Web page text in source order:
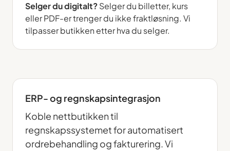
Selger du digitalt?Selger du billetter, kurs
eller PDF-er trenger du ikke fraktløsning. Vi
tilpasser butikken etter hva du selger.
ERP- og regnskapsintegrasjon
Koble nettbutikken til
regnskapssystemet for automatisert
ordrebehandling og fakturering. Vi